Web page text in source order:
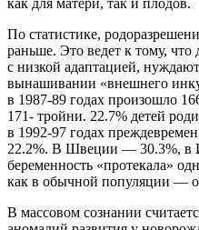
как для матери, так и плодов.
По статистике,
раньше. Это ведет к тому,
с низкой адаптацией,
вынашивании «внешнего
в 1987-89 годах произошло
171- тройни. 22.7% детей
в 1992-97 годах
22.2%. В Швеции — 30.3%, в
беременность «протекала»
как в обычной популяции —
В массовом сознании